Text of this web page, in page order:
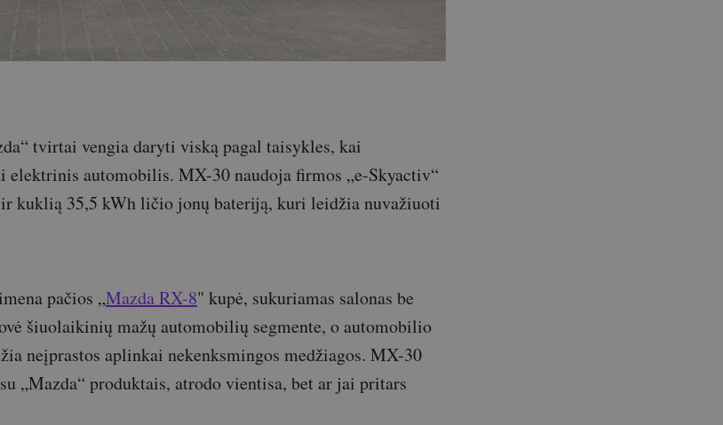
tvirtai vengia daryti viską pagal taisykles, kai
elektrinis automobilis. MX-30 naudoja firmos „e-Skyactiv“
ir kuklią 35,5 kWh ličio jonų bateriją, kuri leidžia nuvažiuoti
pačios „Mazda RX-8" kupė, sukuriamas salonas be
šiuolaikinių mažų automobilių segmente, o automobilio
neįprastos aplinkai nekenksmingos medžiagos. MX-30
„Mazda“ produktais, atrodo vientisa, bet ar jai pritars